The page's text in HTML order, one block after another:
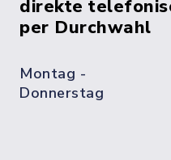
direkte
per Durchwahl
Montag -
Donnerstag